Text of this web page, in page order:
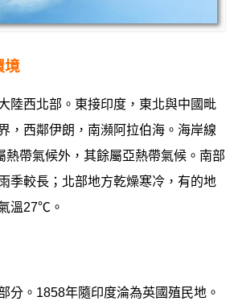
境
陸西北部。東接印度，東北與中國毗
，西鄰伊朗，南瀕阿拉伯海。海岸線
熱帶氣候外，其餘屬亞熱帶氣候。南部
季較長；北部地方乾燥寒冷，有的地
溫27℃。
分。1858年隨印度淪為英國殖民地。